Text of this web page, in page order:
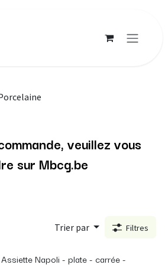
veuillez vous
sur Mbcg.be
Trier par
Filtres
Napoli - plate - carrée -